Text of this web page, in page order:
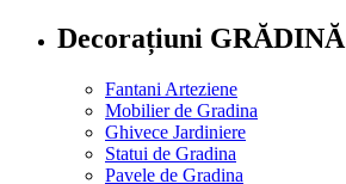
Decorațiuni GRĂDINĂ
Fantani Arteziene
Mobilier de Gradina
Ghivece Jardiniere
Statui de Gradina
Pavele de Gradina